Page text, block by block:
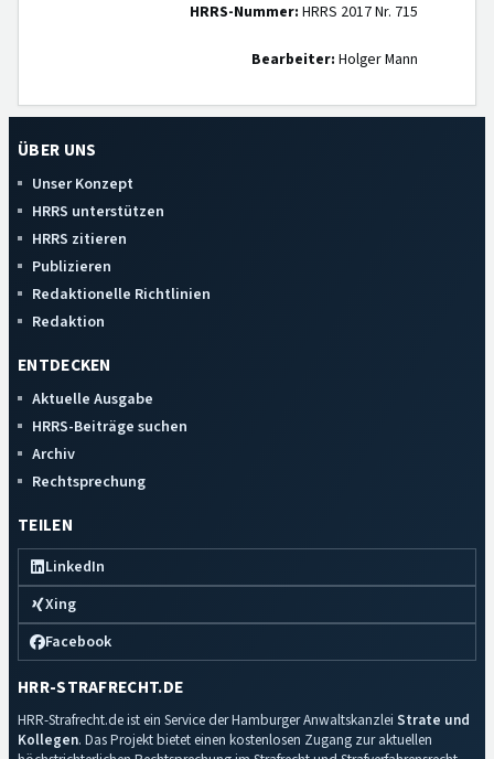
HRRS-Nummer: HRRS 2017 Nr. 715
Bearbeiter: Holger Mann
ÜBER UNS
Unser Konzept
HRRS unterstützen
HRRS zitieren
Publizieren
Redaktionelle Richtlinien
Redaktion
ENTDECKEN
Aktuelle Ausgabe
HRRS-Beiträge suchen
Archiv
Rechtsprechung
TEILEN
LinkedIn
Xing
Facebook
HRR-STRAFRECHT.DE
HRR-Strafrecht.de ist ein Service der Hamburger Anwaltskanzlei Strate und
Kollegen. Das Projekt bietet einen kostenlosen Zugang zur aktuellen